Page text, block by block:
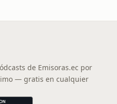
de Emisoras.ec por
— gratis en cualquier